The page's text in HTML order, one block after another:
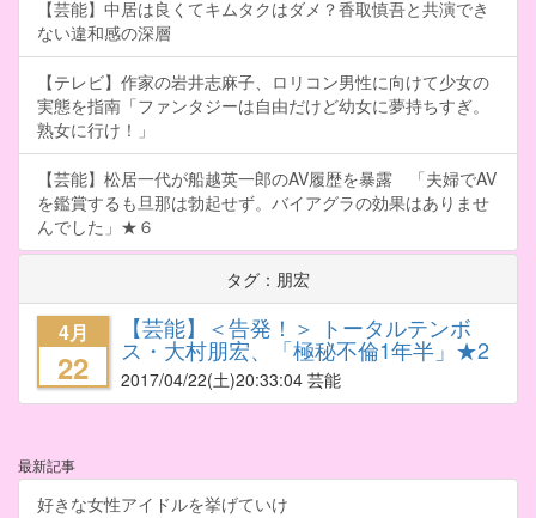
【芸能】中居は良くてキムタクはダメ？香取慎吾と共演でき
ない違和感の深層
【テレビ】作家の岩井志麻子、ロリコン男性に向けて少女の
実態を指南「ファンタジーは自由だけど幼女に夢持ちすぎ。
熟女に行け！」
【芸能】松居一代が船越英一郎のAV履歴を暴露 「夫婦でAV
を鑑賞するも旦那は勃起せず。バイアグラの効果はありませ
んでした」★６
タグ：朋宏
4月
22
【芸能】＜告発！＞ トータルテンボ
ス・大村朋宏、「極秘不倫1年半」★2
2017/04/22(土)20:33:04 芸能
最新記事
好きな女性アイドルを挙げていけ